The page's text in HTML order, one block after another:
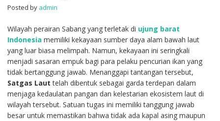
Posted by admin
Wilayah perairan Sabang yang terletak di ujung barat
Indonesia memiliki kekayaan sumber daya alam bawah laut
yang luar biasa melimpah. Namun, kekayaan ini seringkali
menjadi sasaran empuk bagi para pelaku pencurian ikan yang
tidak bertanggung jawab. Menanggapi tantangan tersebut,
Satgas Laut telah dibentuk sebagai garda terdepan dalam
menjaga kedaulatan pangan dan kelestarian ekosistem laut di
wilayah tersebut. Satuan tugas ini memiliki tanggung jawab
besar untuk memastikan bahwa tidak ada kapal asing maupun